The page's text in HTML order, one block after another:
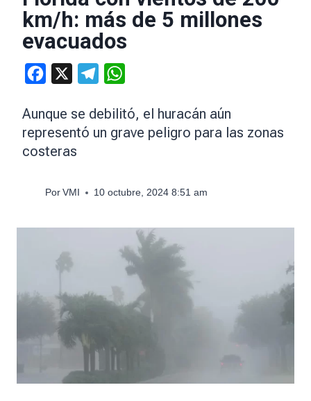
km/h: más de 5 millones
evacuados
Facebook Telegram
Aunque se debilitó, el huracán aún
representó un grave peligro para las zonas
costeras
Por VMI 10 octubre, 2024 8:51 am